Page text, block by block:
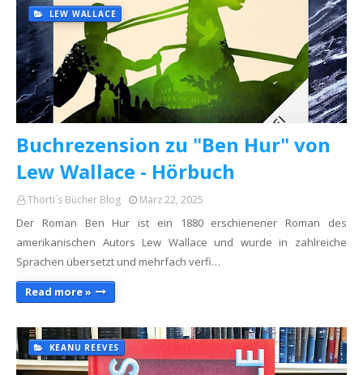
LEW WALLACE
Buchrezension zu "Ben Hur" von
Lew Wallace - Hörbuch
Thorti´s Bücher Blog März 22, 2025
Der Roman Ben Hur ist ein 1880 erschienener Roman des
amerikanischen Autors Lew Wallace und wurde in zahlreiche
Sprachen übersetzt und mehrfach verfi…
Read more »
KEANU REEVES